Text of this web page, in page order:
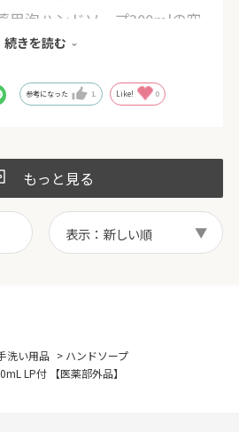
用泡ハンドソープ300mlの空
洗剤のメジャースプンで１対
続きを読む
参考になった 1 Like! 0
もっと見る
表示：新しい順
洗い用品 > ハンドソープ
LP付 【医薬部外品】